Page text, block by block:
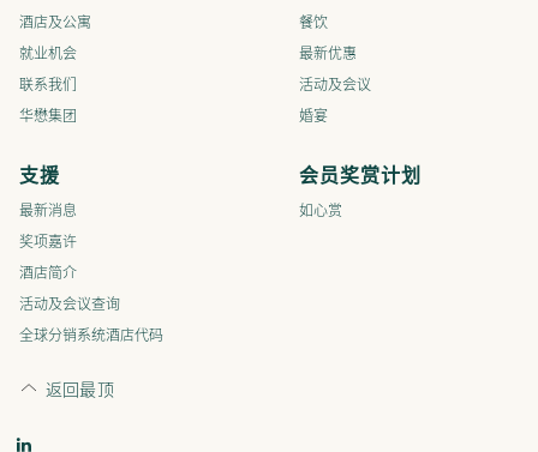
酒店及公寓
就业机会
联系我们
华懋集团
餐饮
最新优惠
活动及会议
婚宴
支援
最新消息
奖项嘉许
酒店简介
活动及会议查询
全球分销系统酒店代码
会员奖赏计划
如心赏
返回最顶